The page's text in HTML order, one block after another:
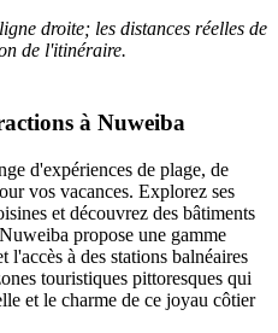
droite; les distances réelles de
de l'itinéraire.
à Nuweiba
d'expériences de plage, de
vos vacances. Explorez ses
et découvrez des bâtiments
propose une gamme
l'accès à des stations balnéaires
touristiques pittoresques qui
et le charme de ce joyau côtier